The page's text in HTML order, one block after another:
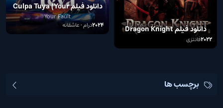
دانلود فیلم Dragon Knight
2022فانتزی
دانلود فیلم Culpa Tuya (Your
Fault)
Your Fault
2024درام • عاشقانه
برچسب ها